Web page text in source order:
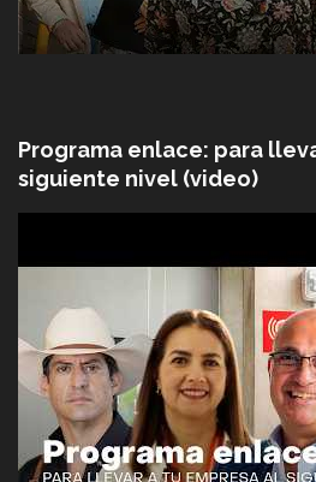
Programa enlace: para
siguiente nivel (video)